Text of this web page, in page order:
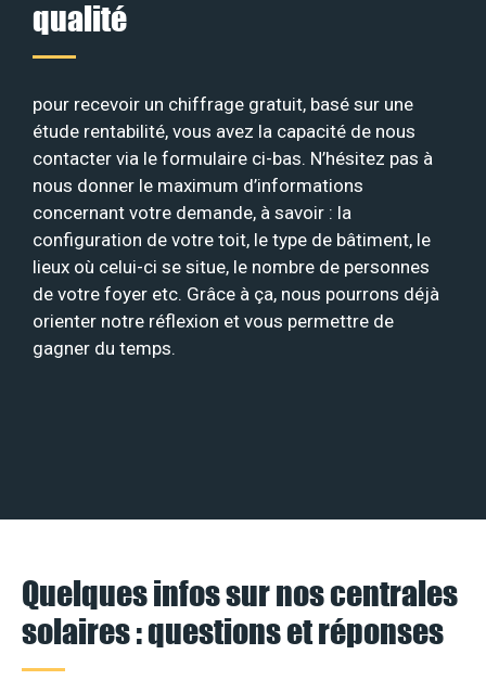
qualité
pour recevoir un chiffrage gratuit, basé sur une
étude rentabilité, vous avez la capacité de nous
contacter via le formulaire ci-bas. N’hésitez pas à
nous donner le maximum d’informations
concernant votre demande, à savoir : la
configuration de votre toit, le type de bâtiment, le
lieux où celui-ci se situe, le nombre de personnes
de votre foyer etc. Grâce à ça, nous pourrons déjà
orienter notre réflexion et vous permettre de
gagner du temps.
Quelques infos sur nos centrales
solaires : questions et réponses